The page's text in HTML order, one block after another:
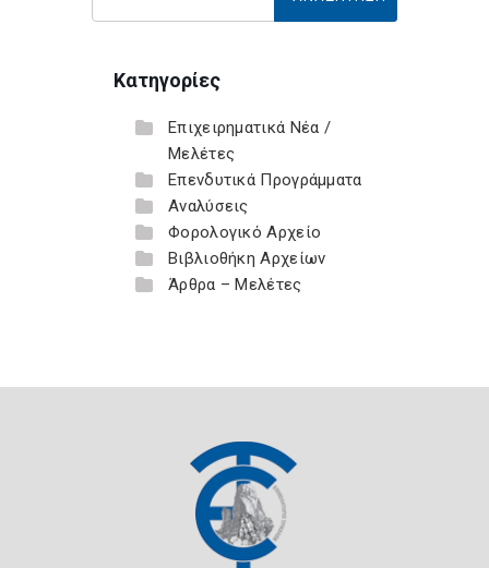
Κατηγορίες
Επιχειρηματικά Νέα /
Μελέτες
Επενδυτικά Προγράμματα
Αναλύσεις
Φορολογικό Αρχείο
Βιβλιοθήκη Αρχείων
Άρθρα – Μελέτες